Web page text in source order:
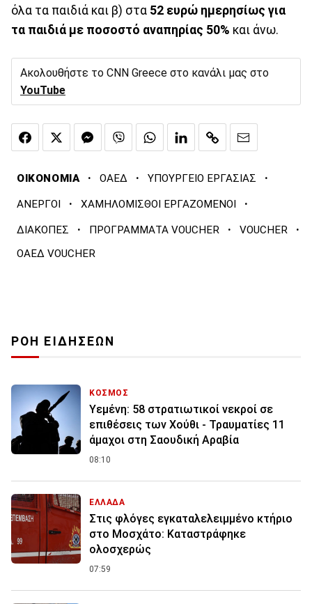
όλα τα παιδιά και β) στα 52 ευρώ ημερησίως για
τα παιδιά με ποσοστό αναπηρίας 50% και άνω.
Ακολουθήστε το CNN Greece στο κανάλι μας στο
YouTube
ΟΙΚΟΝΟΜΙΑ · ΟΑΕΔ · ΥΠΟΥΡΓΕΙΟ ΕΡΓΑΣΙΑΣ ·
ΑΝΕΡΓΟΙ · ΧΑΜΗΛΟΜΙΣΘΟΙ ΕΡΓΑΖΟΜΕΝΟΙ ·
ΔΙΑΚΟΠΕΣ · ΠΡΟΓΡΑΜΜΑΤΑ VOUCHER · VOUCHER ·
ΟAEΔ VOUCHER
ΡΟΗ ΕΙΔΗΣΕΩΝ
ΚΟΣΜΟΣ
Υεμένη: 58 στρατιωτικοί νεκροί σε
επιθέσεις των Χούθι - Τραυματίες 11
άμαχοι στη Σαουδική Αραβία
08:10
ΕΛΛΑΔΑ
Στις φλόγες εγκαταλελειμμένο κτήριο
στο Μοσχάτο: Καταστράφηκε
ολοσχερώς
07:59